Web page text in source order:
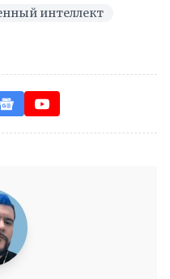
интеллект